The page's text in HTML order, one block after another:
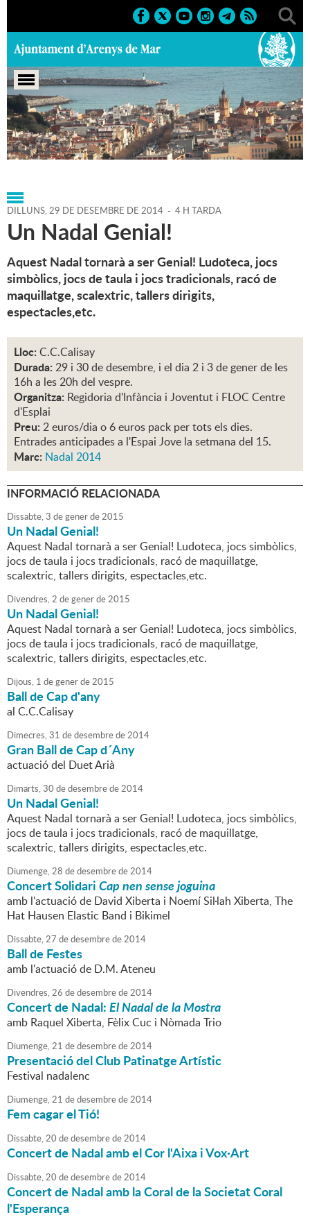
Portada > Agenda > 29-12-
2014 > Marcs > Culturals > 2014 > Nadal 2014
DILLUNS,29 DE DESEMBRE DE 2014 - 4 H TARDA
Un Nadal Genial!
Aquest Nadal tornarà a ser Genial! Ludoteca, jocs
simbòlics, jocs de taula i jocs tradicionals, racó de
maquillatge, scalextric, tallers dirigits,
espectacles,etc.
Lloc: C.C.Calisay
Durada: 29 i 30 de desembre, i el dia 2 i 3 de gener de les
16h a les 20h del vespre.
Organitza: Regidoria d'Infància i Joventut i FLOC Centre
d'Esplai
Preu: 2 euros/dia o 6 euros pack per tots els dies.
Entrades anticipades a l'Espai Jove la setmana del 15.
Marc: Nadal 2014
INFORMACIÓ RELACIONADA
Dissabte,3 degenerde2015
Un Nadal Genial!
Aquest Nadal tornarà a ser Genial! Ludoteca, jocs simbòlics,
jocs de taula i jocs tradicionals, racó de maquillatge,
scalextric, tallers dirigits, espectacles,etc.
Divendres,2 degenerde2015
Un Nadal Genial!
Aquest Nadal tornarà a ser Genial! Ludoteca, jocs simbòlics,
jocs de taula i jocs tradicionals, racó de maquillatge,
scalextric, tallers dirigits, espectacles,etc.
Dijous, 1 degenerde2015
Ball de Cap d'any
al C.C.Calisay
Dimecres,31 dedesembrede2014
Gran Ball de Cap d´Any
actuació del Duet Arià
Dimarts,30 dedesembrede2014
Un Nadal Genial!
Aquest Nadal tornarà a ser Genial! Ludoteca, jocs simbòlics,
jocs de taula i jocs tradicionals, racó de maquillatge,
scalextric, tallers dirigits, espectacles,etc.
Diumenge,28 dedesembrede2014
Concert SolidariCap nen sense joguina
amb l'actuació de David Xiberta i Noemí Sil·lah Xiberta, The
Hat Hausen Elastic Band i Bikimel
Dissabte,27 dedesembrede2014
Ball de Festes
amb l'actuació de D.M. Ateneu
Divendres,26 dedesembrede2014
Concert de Nadal:El Nadal de la Mostra
amb Raquel Xiberta, Fèlix Cuc i Nòmada Trio
Diumenge,21 dedesembrede2014
Presentació del Club Patinatge Artístic
Festival nadalenc
Diumenge,21 dedesembrede2014
Fem cagar el Tió!
Dissabte,20 dedesembrede2014
Concert de Nadal amb el Cor l'Aixa i Vox·Art
Dissabte,20 dedesembrede2014
Concert de Nadal amb la Coral de la Societat Coral
l'Esperança